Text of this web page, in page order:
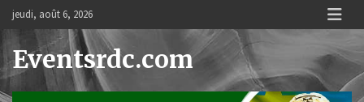
Skip
content
jeudi, août 6, 2026
Eventsrdc.com